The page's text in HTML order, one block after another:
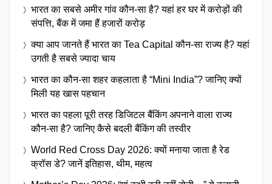
भारत का सबसे अमीर गांव कौन-सा है? यहां हर घर में करोड़ों की
संपत्ति, बैंक में जमा हैं हजारों करोड़
क्या आप जानते हैं भारत का Tea Capital कौन-सा राज्य है? यहां
उगती है सबसे ज्यादा चाय
भारत का कौन-सा शहर कहलाता है “Mini India”? जानिए क्यों
मिली यह खास पहचान
भारत का पहला पूरी तरह डिजिटल बैंकिंग अपनाने वाला राज्य
कौन-सा है? जानिए कैसे बदली बैंकिंग की तस्वीर
World Red Cross Day 2026: क्यों मनाया जाता है रेड
क्रॉस डे? जानें इतिहास, थीम, महत्व